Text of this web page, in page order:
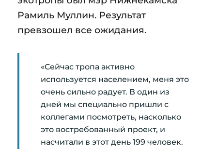
Рамиль Муллин. Результат
превзошел все ожидания.
«Сейчас тропа активно
используется населением, меня это
очень сильно радует. В один из
дней мы специально пришли с
коллегами посмотреть, насколько
это востребованный проект, и
насчитали в этот день 199 человек.